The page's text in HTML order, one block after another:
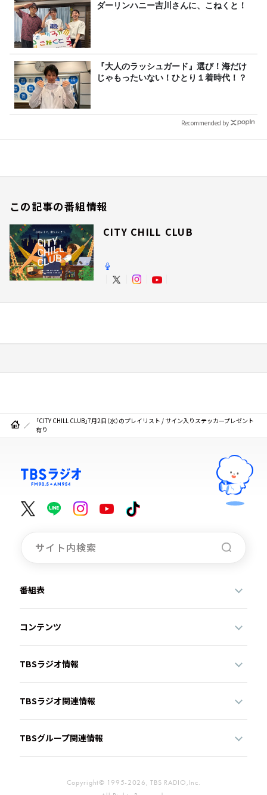
ダーリンハニー吉川さんに、こねくと！
『大人のラッシュガード』選び！海だけ
じゃもったいない！ひとり１着時代！？
Recommended by
この記事の番組情報
CITY CHILL CLUB
「CITY CHILL CLUB」7月2日（水）のプレイリスト / サイン入りステッカープレゼント
有り
番組表
コンテンツ
TBSラジオ情報
TBSラジオ関連情報
TBSグループ関連情報
Copyright© 1995-2026, TBS RADIO,Inc.